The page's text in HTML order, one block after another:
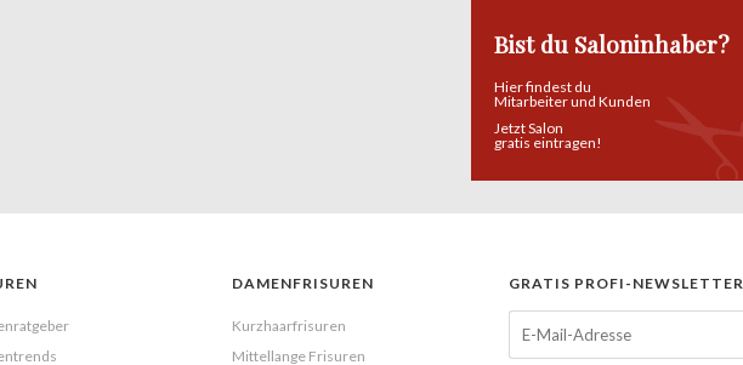
Bist du Saloninhaber?
Hier findest du
Mitarbeiter und Kunden
Jetzt Salon
gratis eintragen!
DAMENFRISUREN
Kurzhaarfrisuren
Mittellange Frisuren
GRATIS PROFI-NEWSLETTER